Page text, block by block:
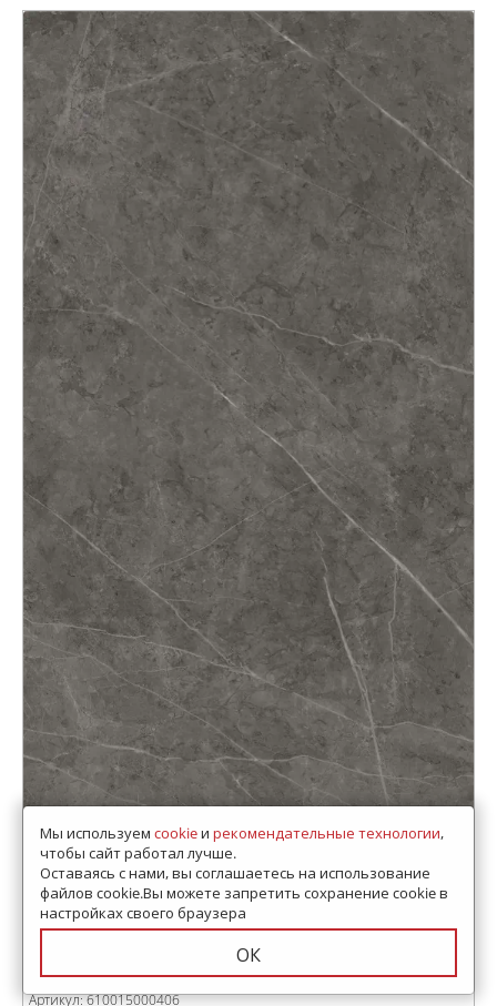
Керамогранит
Реттифицированный
Артикул:610015000406
Мы используем cookieи рекомендательные технологии,
чтобы сайт работал лучше.
Оставаясь с нами, вы соглашаетесь на использование
файлов cookie.Вы можете запретить сохранение cookie в
настройках своего браузера
ОК